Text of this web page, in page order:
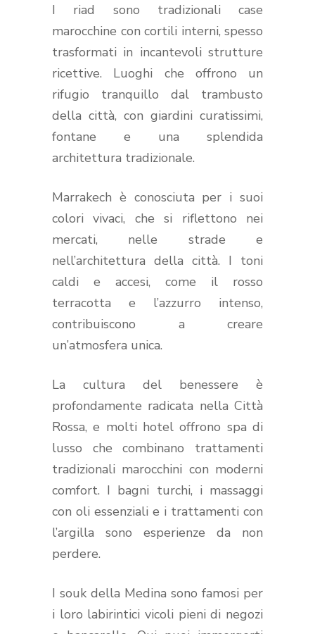
I riad sono tradizionali case
marocchine con cortili interni, spesso
trasformati in incantevoli strutture
ricettive. Luoghi che offrono un
rifugio tranquillo dal trambusto
della città, con giardini curatissimi,
fontane e una splendida
architettura tradizionale.
Marrakech è conosciuta per i suoi
colori vivaci, che si riflettono nei
mercati, nelle strade e
nell’architettura della città. I toni
caldi e accesi, come il rosso
terracotta e l’azzurro intenso,
contribuiscono a creare
un’atmosfera unica.
La cultura del benessere è
profondamente radicata nella Città
Rossa, e molti hotel offrono spa di
lusso che combinano trattamenti
tradizionali marocchini con moderni
comfort. I bagni turchi, i massaggi
con oli essenziali e i trattamenti con
l’argilla sono esperienze da non
perdere.
I souk della Medina sono famosi per
i loro labirintici vicoli pieni di negozi